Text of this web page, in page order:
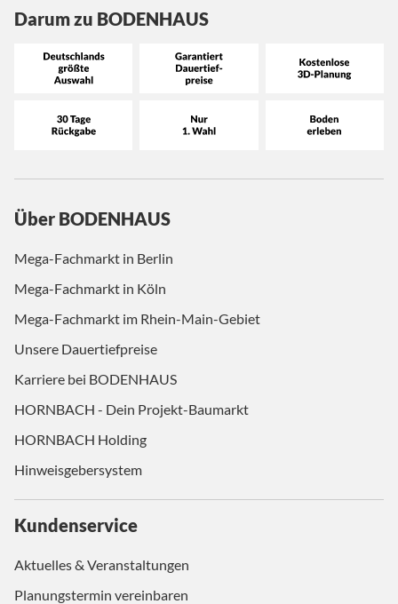
Darum zu BODENHAUS
Über BODENHAUS
Mega-Fachmarkt in Berlin
Mega-Fachmarkt in Köln
Mega-Fachmarkt im Rhein-Main-Gebiet
Unsere Dauertiefpreise
Karriere bei BODENHAUS
HORNBACH - Dein Projekt-Baumarkt
HORNBACH Holding
Hinweisgebersystem
Kundenservice
Aktuelles & Veranstaltungen
Planungstermin vereinbaren